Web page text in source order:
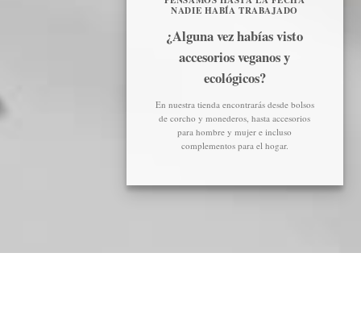
NADIE HABÍA TRABAJADO
¿Alguna vez habías visto
accesorios veganos y
ecológicos?
En nuestra tienda encontrarás desde bolsos
de corcho y monederos, hasta accesorios
para hombre y mujer e incluso
complementos para el hogar.